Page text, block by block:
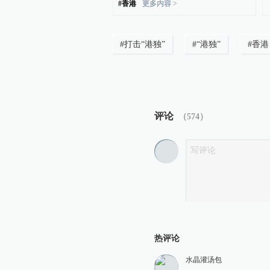
#香港 更多内容 >
#打击“港独” #“港独” #香港
评论 （574）
热评论
水晶灌汤包